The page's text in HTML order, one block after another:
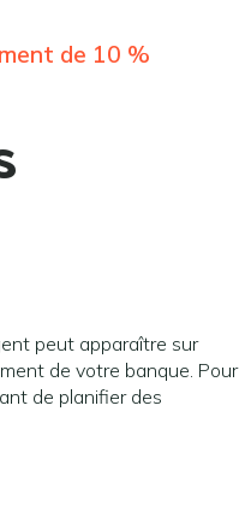
de 10 %
peut apparaître sur
de votre banque. Pour
de planifier des